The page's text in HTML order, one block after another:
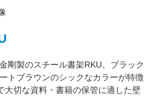
金剛製のスチール書架RKU。ブラック
トブラウンのシックなカラーが特徴
大切な資料・書籍の保管に適した壁